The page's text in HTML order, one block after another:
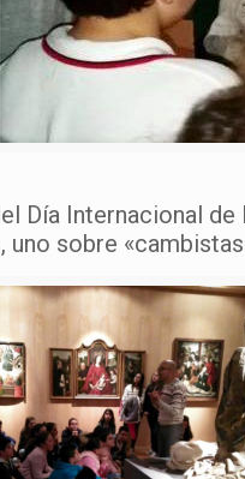
Día Internacional de
uno sobre